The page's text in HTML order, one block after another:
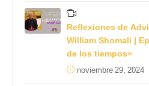
Reflexiones de
William Shomali |
de los tiempos»
noviembre 29, 2024